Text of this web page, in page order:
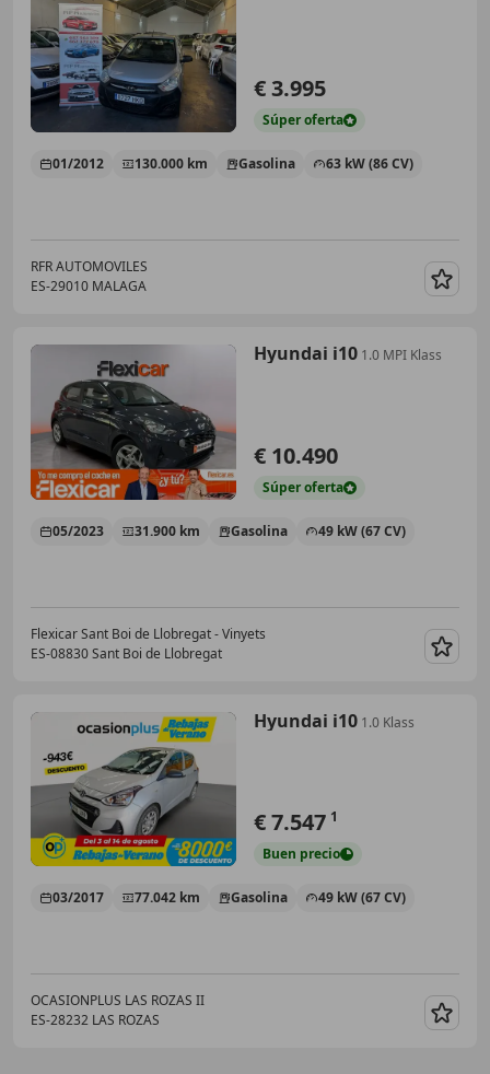
€ 3.995
Súperoferta
01/2012 130.000 km Gasolina 63 kW (86 CV)
RFR AUTOMOVILES
ES-29010 MALAGA
Hyundai i10 1.0 MPI Klass
€ 10.490
Súperoferta
05/2023 31.900 km Gasolina 49 kW (67 CV)
Flexicar Sant Boi de Llobregat - Vinyets
ES-08830 Sant Boi de Llobregat
Hyundai i10 1.0 Klass
€ 7.547 1
Buen precio
03/2017 77.042 km Gasolina 49 kW (67 CV)
OCASIONPLUS LAS ROZAS II
ES-28232 LAS ROZAS